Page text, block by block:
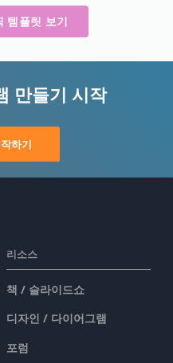
템플릿 보기
만들기 시작
하기
리소스
책 / 슬라이드쇼
디자인 / 다이어그램
포럼